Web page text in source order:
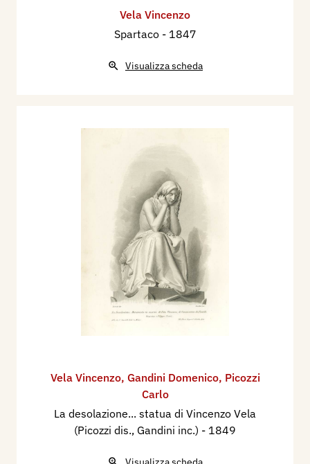
Vela Vincenzo
Spartaco - 1847
Visualizza scheda
Vela Vincenzo, Gandini Domenico, Picozzi
Carlo
La desolazione... statua di Vincenzo Vela
(Picozzi dis., Gandini inc.) - 1849